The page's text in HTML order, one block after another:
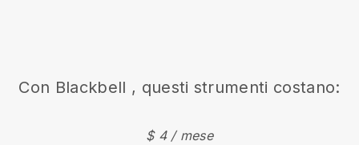
Con Blackbell , questi strumenti costano:
$ 4 / mese